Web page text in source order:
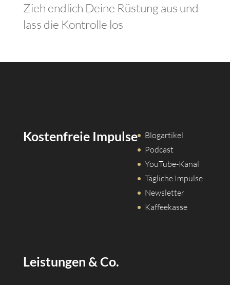
Zieh endlich Deine Rüstung aus und
lass die Kontrolle los
Kostenfreie Impulse
Blogartikel
Podcast
YouTube-Kanal
Tägliche Impulse
Newsletter
Kaffeekasse
Leistungen & Co.